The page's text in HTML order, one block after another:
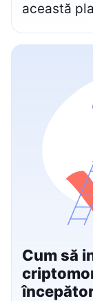
această
Cum să